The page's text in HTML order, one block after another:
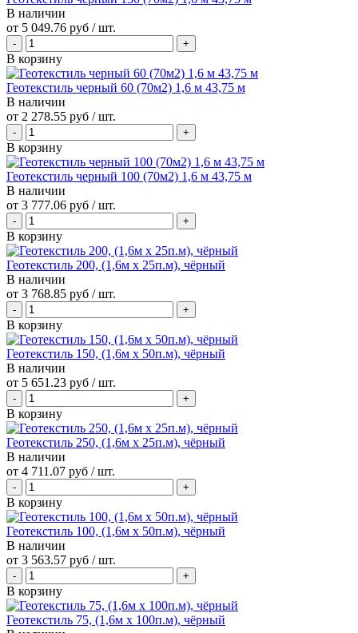
В наличии
от 5 049.76 руб / шт.
В корзину
Геотекстиль черный 60 (70м2) 1,6 м 43,75 м
В наличии
от 2 278.55 руб / шт.
В корзину
Геотекстиль черный 100 (70м2) 1,6 м 43,75 м
В наличии
от 3 777.06 руб / шт.
В корзину
Геотекстиль 200, (1,6м х 25п.м), чёрный
В наличии
от 3 768.85 руб / шт.
В корзину
Геотекстиль 150, (1,6м х 50п.м), чёрный
В наличии
от 5 651.23 руб / шт.
В корзину
Геотекстиль 250, (1,6м х 25п.м), чёрный
В наличии
от 4 711.07 руб / шт.
В корзину
Геотекстиль 100, (1,6м х 50п.м), чёрный
В наличии
от 3 563.57 руб / шт.
В корзину
Геотекстиль 75, (1,6м х 100п.м), чёрный